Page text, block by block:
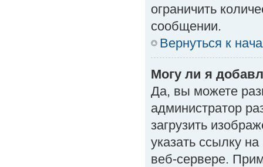
ограничить
сообщении.
Вернуться к
Могу ли я
Да, вы можете
администратор
загрузить
указать ссылку
веб-сервере.